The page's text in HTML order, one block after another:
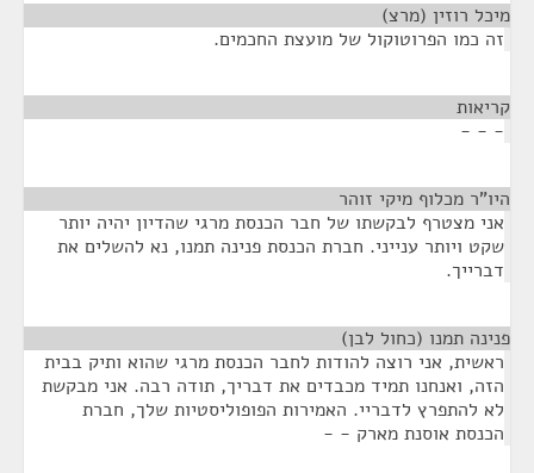
מיכל רוזין (מרצ)
זה כמו הפרוטוקול של מועצת החכמים.
קריאות
- - -
היו"ר מכלוף מיקי זוהר
אני מצטרף לבקשתו של חבר הכנסת מרגי שהדיון יהיה יותר
שקט ויותר ענייני. חברת הכנסת פנינה תמנו, נא להשלים את
דברייך.
פנינה תמנו (כחול לבן)
ראשית, אני רוצה להודות לחבר הכנסת מרגי שהוא ותיק בבית
הזה, ואנחנו תמיד מכבדים את דבריך, תודה רבה. אני מבקשת
לא להתפרץ לדבריי. האמירות הפופוליסטיות שלך, חברת
הכנסת אוסנת מארק - -